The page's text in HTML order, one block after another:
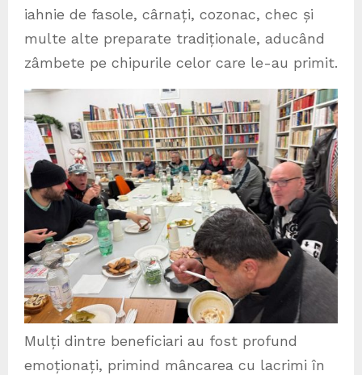
iahnie de fasole, cârnați, cozonac, chec și
multe alte preparate tradiționale, aducând
zâmbete pe chipurile celor care le-au primit.
Mulți dintre beneficiari au fost profund
emoționați, primind mâncarea cu lacrimi în